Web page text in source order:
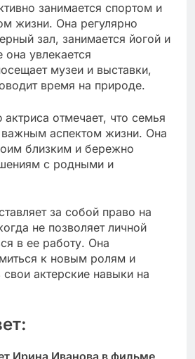
занимается спортом и
жизни. Она регулярно
зал, занимается йогой и
увлекается
музеи и выставки,
время на природе.
отмечает, что семья
важным аспектом жизни. Она
близким и бережно
с родными и
за собой право на
не позволяет личной
в ее работу. Она
к новым ролям и
актерские навыки на